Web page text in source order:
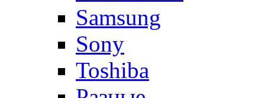
Samsung
Sony
Toshiba